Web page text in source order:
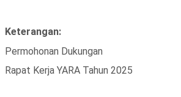
Keterangan:
Permohonan Dukungan
Rapat Kerja YARA Tahun 2025